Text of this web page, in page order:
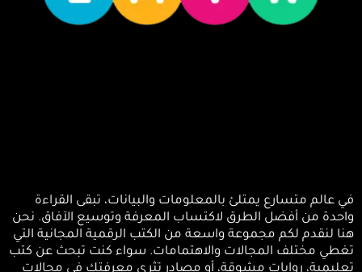
عالم متسارع يمتلئ بالمعلومات والبيانات، تبقى القراءة
من أفضل الطرق لاكتساب المعرفة وتوسيع الآفاق. نحن
لنقدم لكم مجموعة واسعة من الكتب الرقمية المجانية التي
مختلف المجالات والاهتمامات. سواء كنت تبحث عن كتب